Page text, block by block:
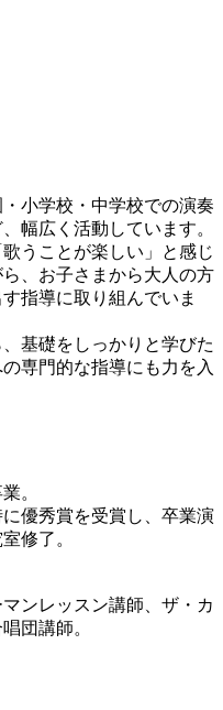
小学校・中学校での演奏
幅広く活動しています。
うことが楽しい」と感じ
、お子さまから大人の方
指導に取り組んでいま
基礎をしっかりと学びた
専門的な指導にも力を入
。
優秀賞を受賞し、卒業演
修了。
ンレッスン講師、ザ・カ
団講師。